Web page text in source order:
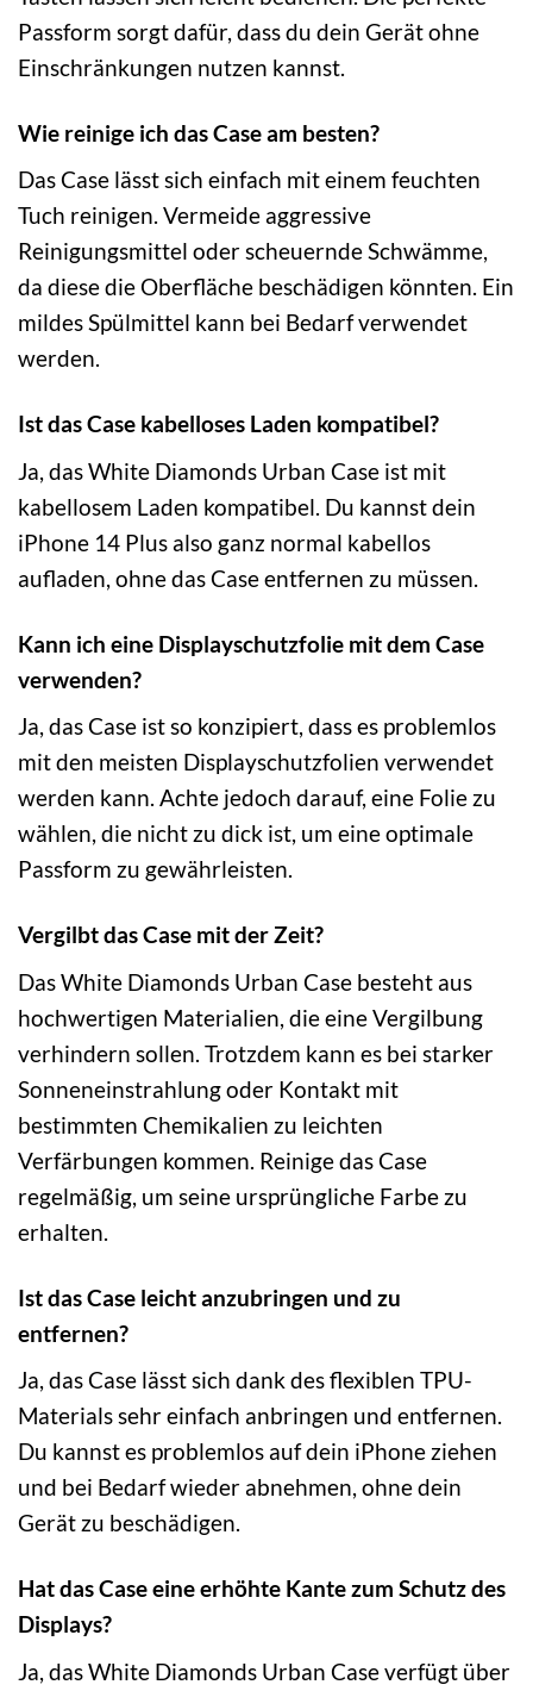
Passform sorgt dafür, dass du dein Gerät ohne
Einschränkungen nutzen kannst.
Wie reinige ich das Case am besten?
Das Case lässt sich einfach mit einem feuchten
Tuch reinigen. Vermeide aggressive
Reinigungsmittel oder scheuernde Schwämme,
da diese die Oberfläche beschädigen könnten. Ein
mildes Spülmittel kann bei Bedarf verwendet
werden.
Ist das Case kabelloses Laden kompatibel?
Ja, das White Diamonds Urban Case ist mit
kabellosem Laden kompatibel. Du kannst dein
iPhone 14 Plus also ganz normal kabellos
aufladen, ohne das Case entfernen zu müssen.
Kann ich eine Displayschutzfolie mit dem Case
verwenden?
Ja, das Case ist so konzipiert, dass es problemlos
mit den meisten Displayschutzfolien verwendet
werden kann. Achte jedoch darauf, eine Folie zu
wählen, die nicht zu dick ist, um eine optimale
Passform zu gewährleisten.
Vergilbt das Case mit der Zeit?
Das White Diamonds Urban Case besteht aus
hochwertigen Materialien, die eine Vergilbung
verhindern sollen. Trotzdem kann es bei starker
Sonneneinstrahlung oder Kontakt mit
bestimmten Chemikalien zu leichten
Verfärbungen kommen. Reinige das Case
regelmäßig, um seine ursprüngliche Farbe zu
erhalten.
Ist das Case leicht anzubringen und zu
entfernen?
Ja, das Case lässt sich dank des flexiblen TPU-
Materials sehr einfach anbringen und entfernen.
Du kannst es problemlos auf dein iPhone ziehen
und bei Bedarf wieder abnehmen, ohne dein
Gerät zu beschädigen.
Hat das Case eine erhöhte Kante zum Schutz des
Displays?
Ja, das White Diamonds Urban Case verfügt über